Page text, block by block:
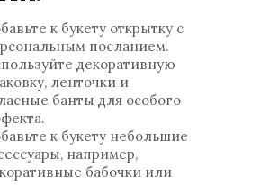
к букету открытку с
посланием.
декоративную
ленточки и
банты для особого
к букету небольшие
например,
бабочки или